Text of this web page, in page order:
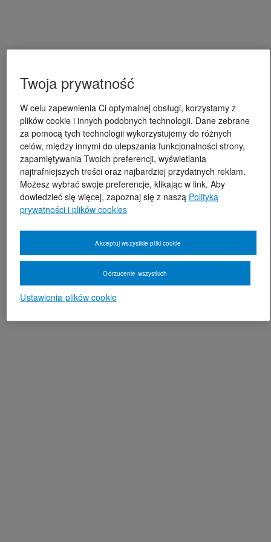
Twoja prywatność
W celu zapewnienia Ci optymalnej obsługi, korzystamy z
plików cookie i innych podobnych technologii. Dane zebrane
za pomocą tych technologii wykorzystujemy do różnych
celów, między innymi do ulepszania funkcjonalności strony,
zapamiętywania Twoich preferencji, wyświetlania
najtrafniejszych treści oraz najbardziej przydatnych reklam.
Możesz wybrać swoje preferencje, klikając w link. Aby
dowiedzieć się więcej, zapoznaj się z naszą Polityką
prywatności i plików cookies
Ustawienia plików cookie
Odrzucenie wszystkich
Akceptuj wszystkie pliki cookie